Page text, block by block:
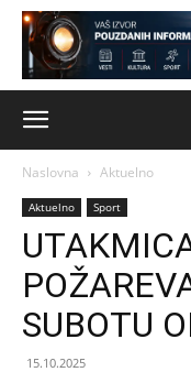
Naslovna Aktuelno
Aktuelno Sport
SUBOTU
15.10.2025